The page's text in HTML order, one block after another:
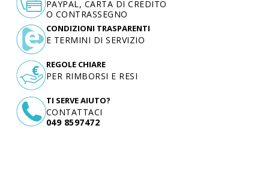
TI SERVE AIUTO?
CONTATTACI
049 8597472
PAYPAL, CARTA DI CREDITO
O CONTRASSEGNO
CONDIZIONI TRASPARENTI
E TERMINI DI SERVIZIO
REGOLE CHIARE
PER RIMBORSI E RESI